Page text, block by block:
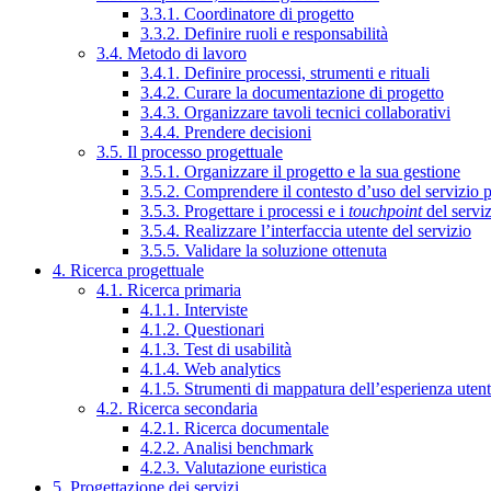
3.3.1. Coordinatore di progetto
3.3.2. Definire ruoli e responsabilità
3.4. Metodo di lavoro
3.4.1. Definire processi, strumenti e rituali
3.4.2. Curare la documentazione di progetto
3.4.3. Organizzare tavoli tecnici collaborativi
3.4.4. Prendere decisioni
3.5. Il processo progettuale
3.5.1. Organizzare il progetto e la sua gestione
3.5.2. Comprendere il contesto d’uso del servizio
3.5.3. Progettare i processi e i touchpointdel
3.5.4. Realizzare l’interfaccia utente del servizio
3.5.5. Validare la soluzione ottenuta
4. Ricerca progettuale
4.1. Ricerca primaria
4.1.1. Interviste
4.1.2. Questionari
4.1.3. Test di usabilità
4.1.4. Web analytics
4.1.5. Strumenti di mappatura dell’esperienza
4.2. Ricerca secondaria
4.2.1. Ricerca documentale
4.2.2. Analisi benchmark
4.2.3. Valutazione euristica
5. Progettazione dei servizi